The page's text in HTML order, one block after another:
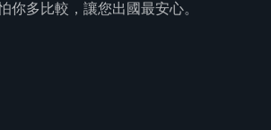
你多比較，讓您出國最安心。